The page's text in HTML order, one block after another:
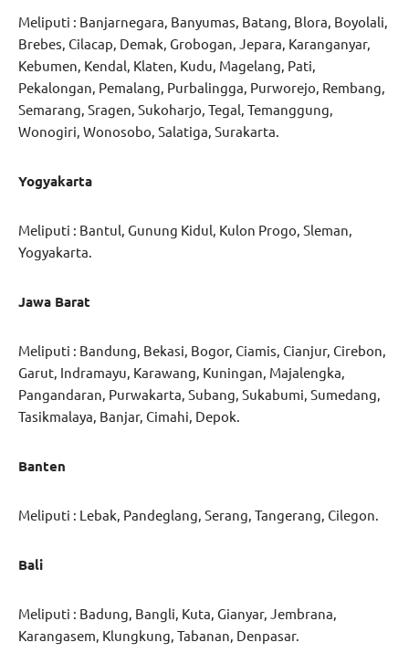
Meliputi : Banjarnegara, Banyumas, Batang, Blora, Boyolali,
Brebes, Cilacap, Demak, Grobogan, Jepara, Karanganyar,
Kebumen, Kendal, Klaten, Kudu, Magelang, Pati,
Pekalongan, Pemalang, Purbalingga, Purworejo, Rembang,
Semarang, Sragen, Sukoharjo, Tegal, Temanggung,
Wonogiri, Wonosobo, Salatiga, Surakarta.
Yogyakarta
Meliputi : Bantul, Gunung Kidul, Kulon Progo, Sleman,
Yogyakarta.
Jawa Barat
Meliputi : Bandung, Bekasi, Bogor, Ciamis, Cianjur, Cirebon,
Garut, Indramayu, Karawang, Kuningan, Majalengka,
Pangandaran, Purwakarta, Subang, Sukabumi, Sumedang,
Tasikmalaya, Banjar, Cimahi, Depok.
Banten
Meliputi : Lebak, Pandeglang, Serang, Tangerang, Cilegon.
Bali
Meliputi : Badung, Bangli, Kuta, Gianyar, Jembrana,
Karangasem, Klungkung, Tabanan, Denpasar.